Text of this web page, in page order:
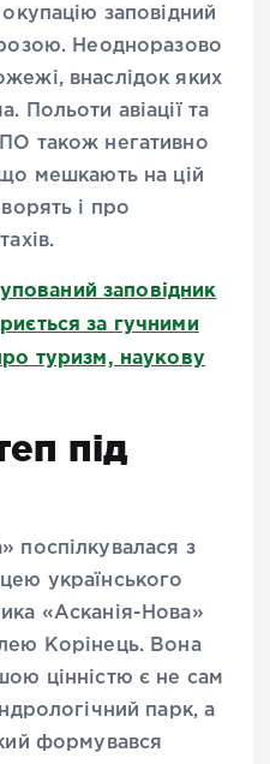
заповідний
Неодноразово
внаслідок яких
Польоти авіації та
також негативно
мешкають на цій
і про
заповідник
за гучними
туризм, наукову
під
поспілкувалася з
українського
«Асканія-Нова»
Корінець. Вона
цінністю є не сам
парк, а
формувався